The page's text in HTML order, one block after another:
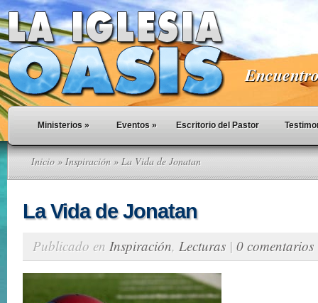
Ministerios » Eventos » Escritorio del Pastor
Inicio » Inspiración » La Vida de Jonatan
La Vida de Jonatan
Publicado en Inspiración, Lecturas | 0 comentarios